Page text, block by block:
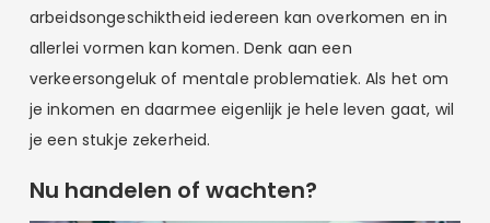
arbeidsongeschiktheid iedereen kan overkomen en in
allerlei vormen kan komen. Denk aan een
verkeersongeluk of mentale problematiek. Als het om
je inkomen en daarmee eigenlijk je hele leven gaat, wil
je een stukje zekerheid.
Nu handelen of wachten?